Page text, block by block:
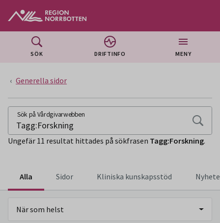
SÖK DRIFTINFO MENY
Generella sidor
SÖKSIDA
Sök på Vårdgivarwebben
Ungefär 11 resultat hittades på sökfrasen Tagg:Forskning.
Alla Sidor Kliniska kunskapsstöd
När som helst